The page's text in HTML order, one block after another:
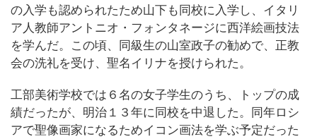
の入学も認められたため山下も同校に入学し、イタリ
ア人教師アントニオ・フォンタネージに西洋絵画技法
を学んだ。この頃、同級生の山室政子の勧めで、正教
会の洗礼を受け、聖名イリナを授けられた。
工部美術学校では６名の女子学生のうち、トップの成
績だったが、明治１３年に同校を中退した。同年ロシ
アで聖像画家になるためイコン画法を学ぶ予定だった